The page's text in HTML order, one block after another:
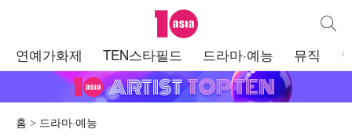
텐아시아 통합
연예가화제 TEN스타필드 드라마·예능 뮤직
홈 드라마·예능